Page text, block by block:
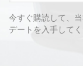
今すぐ購読して、
デートを入手してく